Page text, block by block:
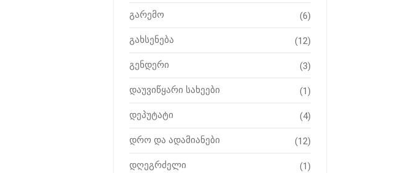
გარემო (6)
გახსენება (12)
გენდერი (3)
დაუვიწყარი სახეები (1)
დეპუტატი (4)
დრო და ადამიანები (12)
დღეგრძელი (1)